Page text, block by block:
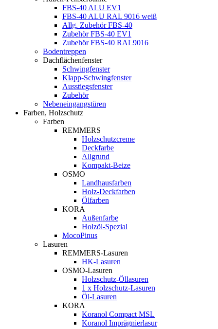
FBS-40 ALU EV1
FBS-40 ALU RAL 9016 weiß
Allg. Zubehör FBS-40
Zubehör FBS-40 EV1
Zubehör FBS-40 RAL9016
Bodentreppen
Dachflächenfenster
Schwingfenster
Klapp-Schwingfenster
Ausstiegsfenster
Zubehör
Nebeneingangstüren
Farben, Holzschutz
Farben
REMMERS
Holzschutzcreme
Deckfarbe
Allgrund
Kompakt-Beize
OSMO
Landhausfarben
Holz-Deckfarben
Ölfarben
KORA
Außenfarbe
Holzöl-Spezial
MocoPinus
Lasuren
REMMERS-Lasuren
HK-Lasuren
OSMO-Lasuren
Holzschutz-Öllasuren
1 x Holzschutz-Lasuren
Öl-Lasuren
KORA
Koranol Compact MSL
Koranol Imprägnierlasur